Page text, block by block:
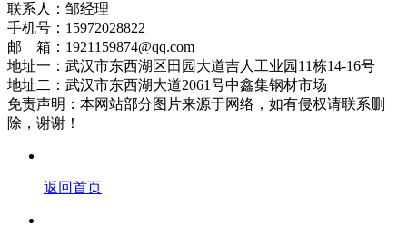
联系人：邹经理
手机号：15972028822
邮 箱：1921159874@qq.com
地址一：武汉市东西湖区田园大道吉人工业园11栋14-16号
地址二：武汉市东西湖大道2061号中鑫集钢材市场
免责声明：本网站部分图片来源于网络，如有侵权请联系删
除，谢谢！
返回首页